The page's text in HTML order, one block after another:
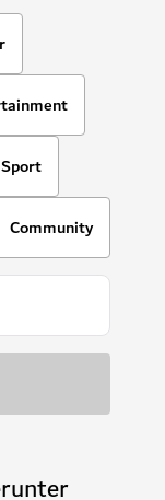
Sport
Community